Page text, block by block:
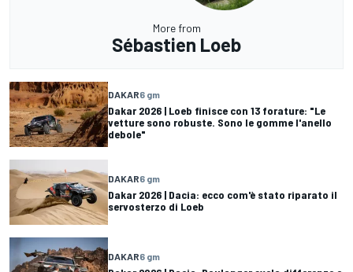
More from
Sébastien Loeb
DAKAR6 gm
Dakar 2026 | Loeb finisce con 13 forature: "Le
vetture sono robuste. Sono le gomme l'anello
debole"
DAKAR6 gm
Dakar 2026 | Dacia: ecco com'è stato riparato il
servosterzo di Loeb
DAKAR6 gm